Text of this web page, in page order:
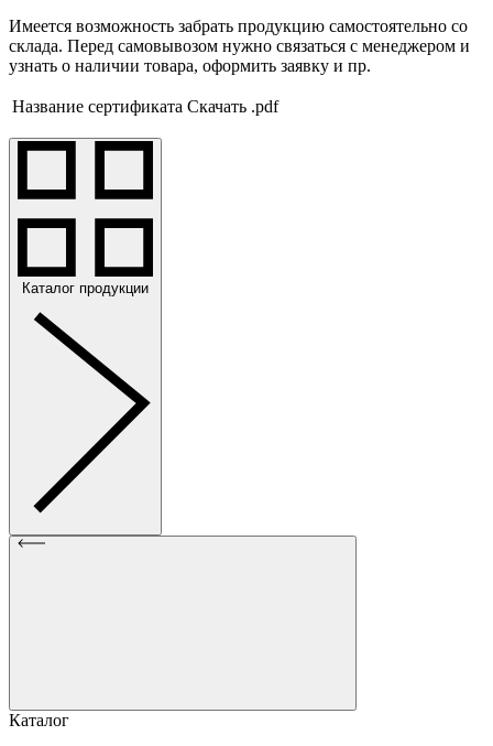
Имеется возможность забрать продукцию самостоятельно со
склада. Перед самовывозом нужно связаться с менеджером и
узнать о наличии товара, оформить заявку и пр.
Название сертификата Скачать .pdf
Каталог продукции
Каталог